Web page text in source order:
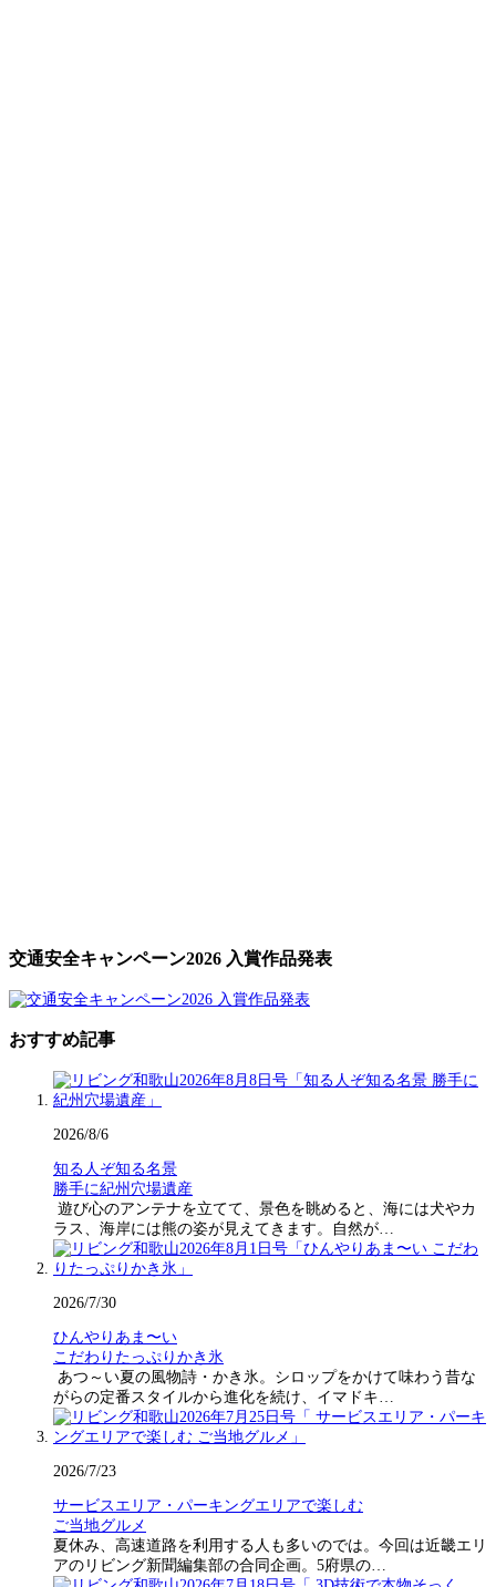
交通安全キャンペーン2026 入賞作品発表
おすすめ記事
2026/8/6
知る人ぞ知る名景
勝手に紀州穴場遺産
遊び心のアンテナを立てて、景色を眺めると、海には犬やカ
ラス、海岸には熊の姿が見えてきます。自然が…
2026/7/30
ひんやりあま〜い
こだわりたっぷりかき氷
あつ～い夏の風物詩・かき氷。シロップをかけて味わう昔な
がらの定番スタイルから進化を続け、イマドキ…
2026/7/23
サービスエリア・パーキングエリアで楽しむ
ご当地グルメ
夏休み、高速道路を利用する人も多いのでは。今回は近畿エリ
アのリビング新聞編集部の合同企画。5府県の…